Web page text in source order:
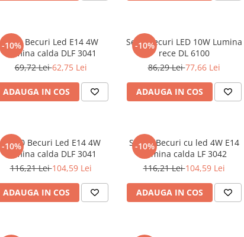
-10%
Set 6 Becuri Led E14 4W
Lumina calda DLF 3041
69,72 Lei62,75 Lei
ADAUGA IN COS
-10%
Set 6 Becuri LED 10W Lumina
rece DL 6100
86,29 Lei77,66 Lei
ADAUGA IN COS
-10%
Set 10 Becuri Led E14 4W
Lumina calda DLF 3041
116,21 Lei104,59 Lei
ADAUGA IN COS
-10%
Set 10 Becuri cu led 4W E14
Lumina calda LF 3042
116,21 Lei104,59 Lei
ADAUGA IN COS